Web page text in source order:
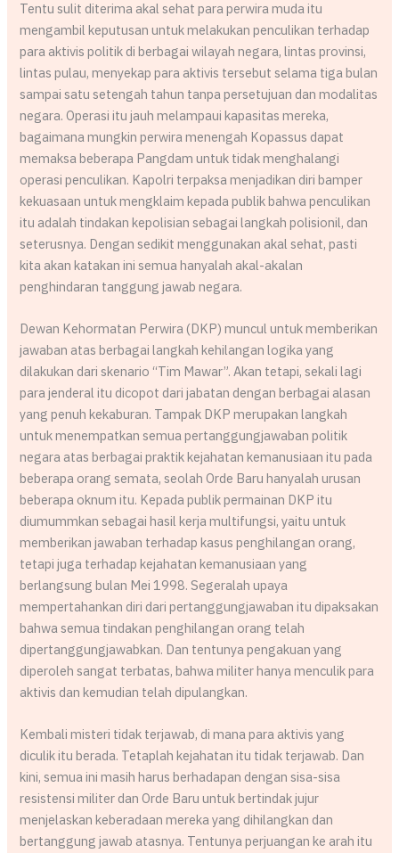
Tentu sulit diterima akal sehat para perwira muda itu
mengambil keputusan untuk melakukan penculikan terhadap
para aktivis politik di berbagai wilayah negara, lintas provinsi,
lintas pulau, menyekap para aktivis tersebut selama tiga bulan
sampai satu setengah tahun tanpa persetujuan dan modalitas
negara. Operasi itu jauh melampaui kapasitas mereka,
bagaimana mungkin perwira menengah Kopassus dapat
memaksa beberapa Pangdam untuk tidak menghalangi
operasi penculikan. Kapolri terpaksa menjadikan diri bamper
kekuasaan untuk mengklaim kepada publik bahwa penculikan
itu adalah tindakan kepolisian sebagai langkah polisionil, dan
seterusnya. Dengan sedikit menggunakan akal sehat, pasti
kita akan katakan ini semua hanyalah akal-akalan
penghindaran tanggung jawab negara.
Dewan Kehormatan Perwira (DKP) muncul untuk memberikan
jawaban atas berbagai langkah kehilangan logika yang
dilakukan dari skenario “Tim Mawar”. Akan tetapi, sekali lagi
para jenderal itu dicopot dari jabatan dengan berbagai alasan
yang penuh kekaburan. Tampak DKP merupakan langkah
untuk menempatkan semua pertanggungjawaban politik
negara atas berbagai praktik kejahatan kemanusiaan itu pada
beberapa orang semata, seolah Orde Baru hanyalah urusan
beberapa oknum itu. Kepada publik permainan DKP itu
diumummkan sebagai hasil kerja multifungsi, yaitu untuk
memberikan jawaban terhadap kasus penghilangan orang,
tetapi juga terhadap kejahatan kemanusiaan yang
berlangsung bulan Mei 1998. Segeralah upaya
mempertahankan diri dari pertanggungjawaban itu dipaksakan
bahwa semua tindakan penghilangan orang telah
dipertanggungjawabkan. Dan tentunya pengakuan yang
diperoleh sangat terbatas, bahwa militer hanya menculik para
aktivis dan kemudian telah dipulangkan.
Kembali misteri tidak terjawab, di mana para aktivis yang
diculik itu berada. Tetaplah kejahatan itu tidak terjawab. Dan
kini, semua ini masih harus berhadapan dengan sisa-sisa
resistensi militer dan Orde Baru untuk bertindak jujur
menjelaskan keberadaan mereka yang dihilangkan dan
bertanggung jawab atasnya. Tentunya perjuangan ke arah itu